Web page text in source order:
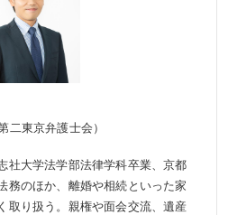
第二東京弁護士会）
社大学法学部法律学科卒業、京都
務のほか、離婚や相続といった家
取り扱う。親権や面会交流、遺産